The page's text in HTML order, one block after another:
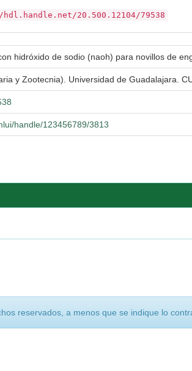
20.500.12104/79538
hidróxido de sodio (naoh) para novillos de
y Zootecnia). Universidad de Guadalajara.
handle/123456789/3813
reservados, a menos que se indique lo